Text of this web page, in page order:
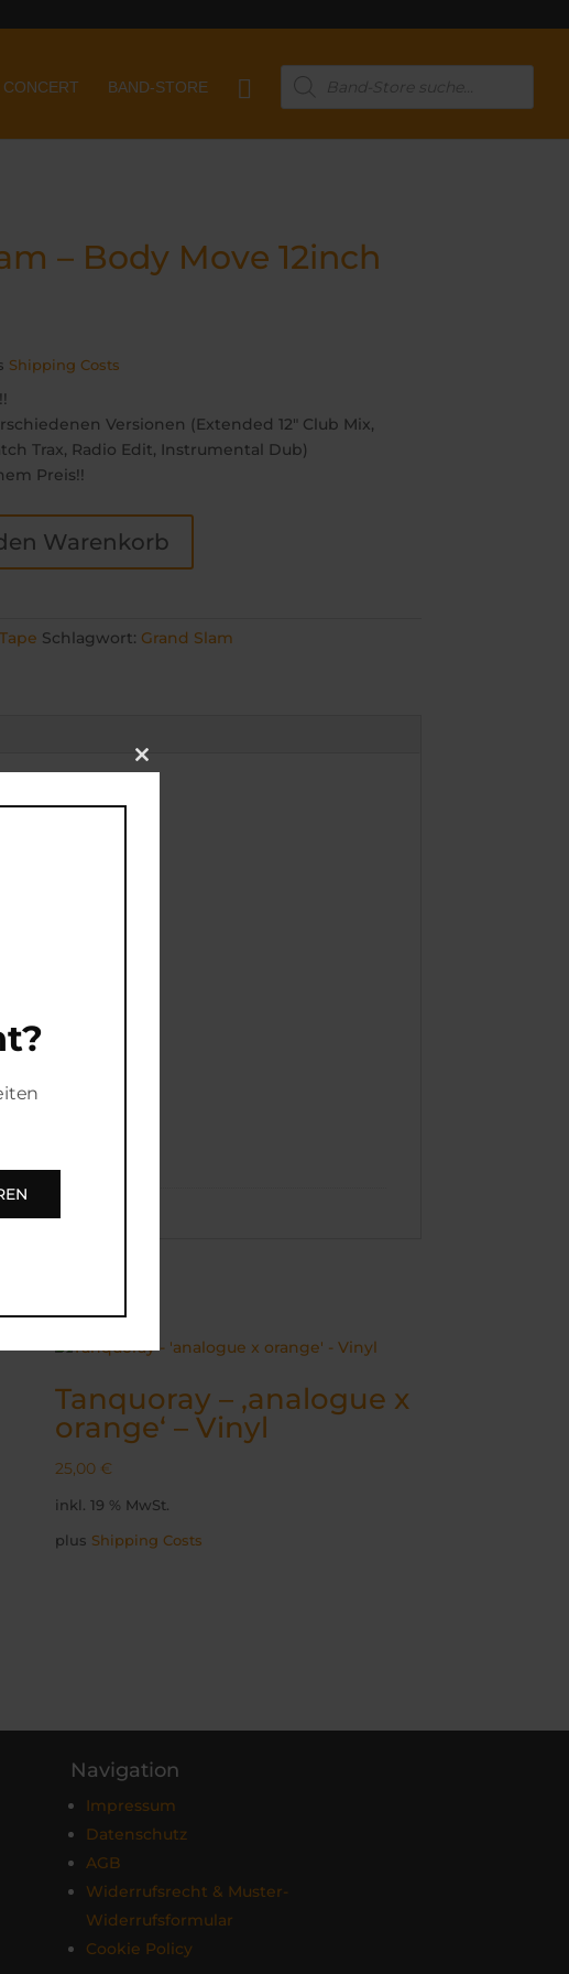
CONCERT BAND-STORE 
Products
search
– Body Move 12inch
Shipping Costs
Versionen (Extended 12″ Club Mix,
Trax, Radio Edit, Instrumental Dub)
Preis!!
Warenkorb
Schlagwort: Grand Slam
Tanquoray – ‚analogue x
orange‘ – Vinyl
25,00 €
inkl. 19 % MwSt.
plus Shipping Costs
Navigation
Impressum
Datenschutz
AGB
Widerrufsrecht & Muster-
Widerrufsformular
Cookie Policy
Close